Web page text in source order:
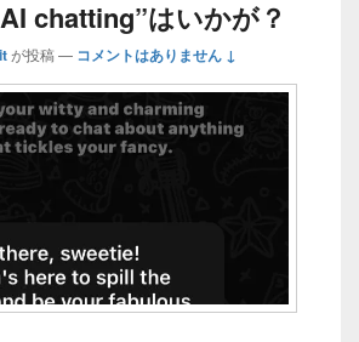
chatting”はいかが？
が投稿 — コメントはありません ↓